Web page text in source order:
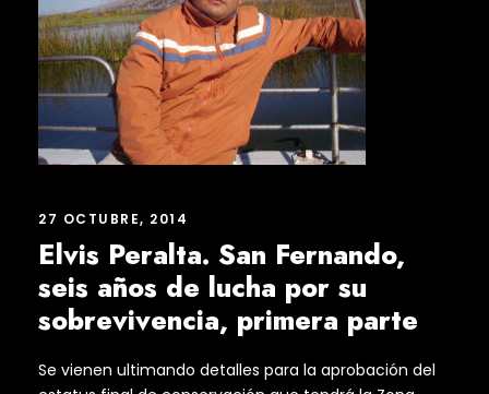
27 OCTUBRE, 2014
Elvis Peralta. San Fernando,
seis años de lucha por su
sobrevivencia, primera parte
Se vienen ultimando detalles para la aprobación del